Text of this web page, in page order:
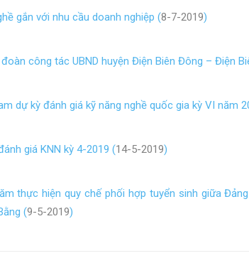
gắn với nhu cầu doanh nghiệp (8-7-2019)
công tác UBND huyện Điện Biên Đông – Điện
dự kỳ đánh giá kỹ năng nghề quốc gia kỳ VI năm
giá KNN kỳ 4-2019 (14-5-2019)
thực hiện quy chế phối hợp tuyển sinh giữa
(9-5-2019)